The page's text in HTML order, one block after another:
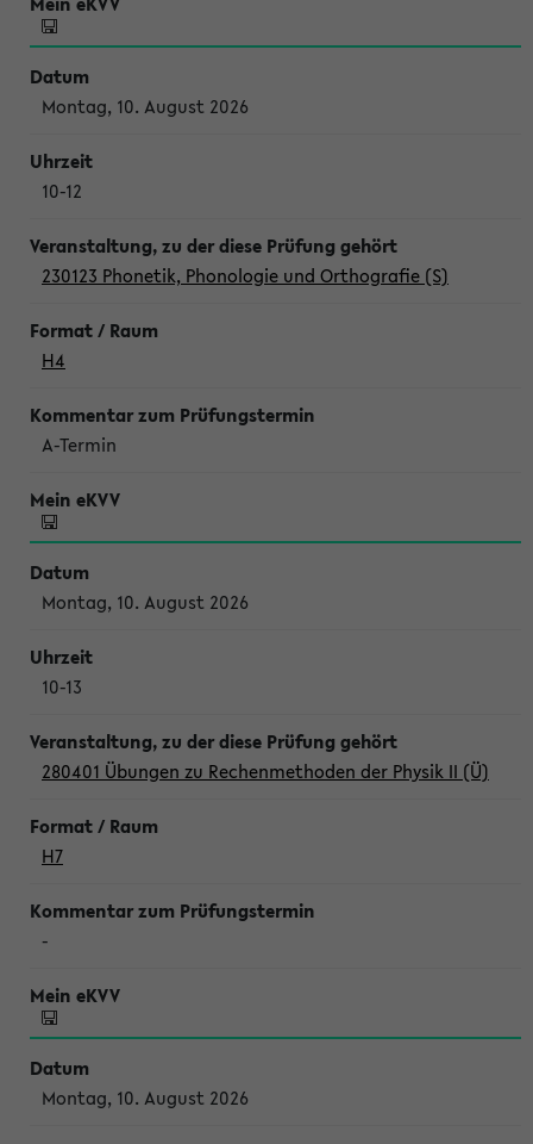
Montag, 10. August 2026
10-12
230123 Phonetik, Phonologie und Orthografie (S)
H4
A-Termin
Montag, 10. August 2026
10-13
280401 Übungen zu Rechenmethoden der Physik II (Ü)
H7
-
Montag, 10. August 2026